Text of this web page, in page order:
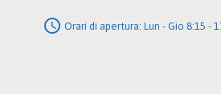
schedule Orari di apertura: Lun - Gio 8:15 -